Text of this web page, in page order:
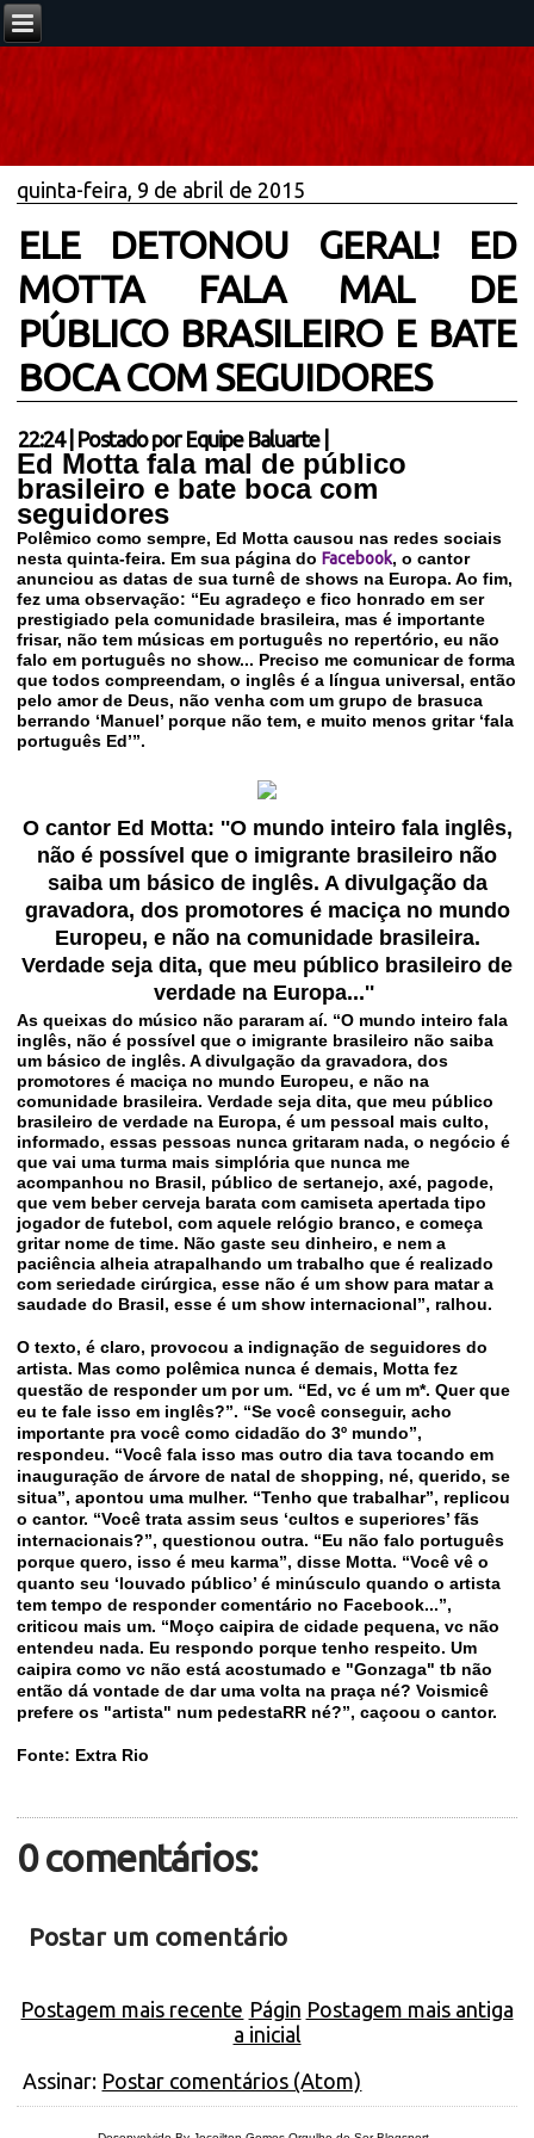
quinta-feira, 9 de abril de 2015
ELE DETONOU GERAL! ED
MOTTA FALA MAL DE
PÚBLICO BRASILEIRO E BATE
BOCA COM SEGUIDORES
22:24| Postado por Equipe Baluarte
Ed Motta fala mal de público
brasileiro e bate boca com
seguidores
Polêmico como sempre, Ed Motta causou nas redes sociais
nesta quinta-feira. Em sua página doFacebook, o cantor
anunciou as datas de sua turnê de shows na Europa. Ao fim,
fez uma observação: “Eu agradeço e fico honrado em ser
prestigiado pela comunidade brasileira, mas é importante
frisar, não tem músicas em português no repertório, eu não
falo em português no show... Preciso me comunicar de forma
que todos compreendam, o inglês é a língua universal, então
pelo amor de Deus, não venha com um grupo de brasuca
berrando ‘Manuel’ porque não tem, e muito menos gritar ‘fala
português Ed’”.
O cantor Ed Motta: ''O mundo inteiro fala inglês,
não é possível que o imigrante brasileiro não
saiba um básico de inglês. A divulgação da
gravadora, dos promotores é maciça no mundo
Europeu, e não na comunidade brasileira.
Verdade seja dita, que meu público brasileiro de
verdade na Europa...''
As queixas do músico não pararam aí. “O mundo inteiro fala
inglês, não é possível que o imigrante brasileiro não saiba
um básico de inglês. A divulgação da gravadora, dos
promotores é maciça no mundo Europeu, e não na
comunidade brasileira. Verdade seja dita, que meu público
brasileiro de verdade na Europa, é um pessoal mais culto,
informado, essas pessoas nunca gritaram nada, o negócio é
que vai uma turma mais simplória que nunca me
acompanhou no Brasil, público de sertanejo, axé, pagode,
que vem beber cerveja barata com camiseta apertada tipo
jogador de futebol, com aquele relógio branco, e começa
gritar nome de time. Não gaste seu dinheiro, e nem a
paciência alheia atrapalhando um trabalho que é realizado
com seriedade cirúrgica, esse não é um show para matar a
saudade do Brasil, esse é um show internacional”, ralhou.
O texto, é claro, provocou a indignação de seguidores do
artista. Mas como polêmica nunca é demais, Motta fez
questão de responder um por um. “Ed, vc é um m*. Quer que
eu te fale isso em inglês?”. “Se você conseguir, acho
importante pra você como cidadão do 3º mundo”,
respondeu. “Você fala isso mas outro dia tava tocando em
inauguração de árvore de natal de shopping, né, querido, se
situa”, apontou uma mulher. “Tenho que trabalhar”, replicou
o cantor. “Você trata assim seus ‘cultos e superiores’ fãs
internacionais?”, questionou outra. “Eu não falo português
porque quero, isso é meu karma”, disse Motta. “Você vê o
quanto seu ‘louvado público’ é minúsculo quando o artista
tem tempo de responder comentário no Facebook...”,
criticou mais um. “Moço caipira de cidade pequena, vc não
entendeu nada. Eu respondo porque tenho respeito. Um
caipira como vc não está acostumado e "Gonzaga" tb não
então dá vontade de dar uma volta na praça né? Voismicê
prefere os "artista" num pedestaRR né?”, caçoou o cantor.
Fonte: Extra Rio
0 comentários:
Postar um comentário
Postagem mais recente Postagem mais antiga
Págin
a inicial
Assinar: Postar comentários (Atom)